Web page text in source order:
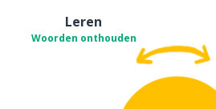
Leren
Woorden onthouden